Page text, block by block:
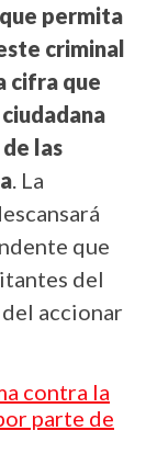
permita
criminal
cifra que
las
. La
que
del
accionar
contra la
parte de